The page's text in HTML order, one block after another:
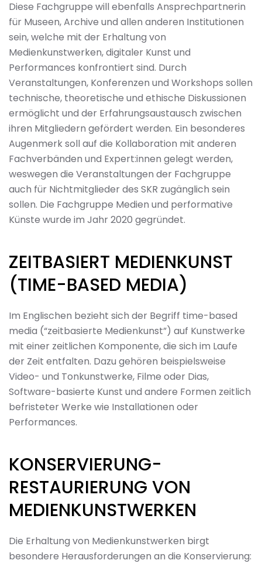
Diese Fachgruppe will ebenfalls Ansprechpartnerin
für Museen, Archive und allen anderen Institutionen
sein, welche mit der Erhaltung von
Medienkunstwerken, digitaler Kunst und
Performances konfrontiert sind. Durch
Veranstaltungen, Konferenzen und Workshops sollen
technische, theoretische und ethische Diskussionen
ermöglicht und der Erfahrungsaustausch zwischen
ihren Mitgliedern gefördert werden. Ein besonderes
Augenmerk soll auf die Kollaboration mit anderen
Fachverbänden und Expert:innen gelegt werden,
weswegen die Veranstaltungen der Fachgruppe
auch für Nichtmitglieder des SKR zugänglich sein
sollen. Die Fachgruppe Medien und performative
Künste wurde im Jahr 2020 gegründet.
ZEITBASIERT MEDIENKUNST
(TIME-BASED MEDIA)
Im Englischen bezieht sich der Begriff time-based
media (“zeitbasierte Medienkunst”) auf Kunstwerke
mit einer zeitlichen Komponente, die sich im Laufe
der Zeit entfalten. Dazu gehören beispielsweise
Video- und Tonkunstwerke, Filme oder Dias,
Software-basierte Kunst und andere Formen zeitlich
befristeter Werke wie Installationen oder
Performances.
KONSERVIERUNG-
RESTAURIERUNG VON
MEDIENKUNSTWERKEN
Die Erhaltung von Medienkunstwerken birgt
besondere Herausforderungen an die Konservierung: